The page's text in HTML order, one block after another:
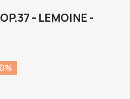
- LEMOINE -